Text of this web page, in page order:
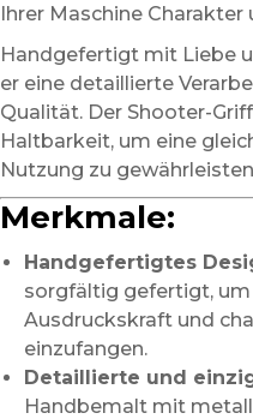
Ihrer Maschine
Handgefertigt mit Liebe
er eine detaillierte
Qualität. Der Shooter-
Haltbarkeit, um eine
Nutzung zu
Merkmale:
Handgefertigtes
sorgfältig gefertigt,
Ausdruckskraft und
einzufangen.
Detaillierte und
Handbemalt mit